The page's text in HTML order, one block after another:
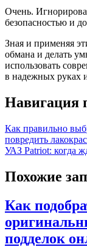
Очень.
безопасностью и
Зная и применяя
обмана и делать
использовать
в надежных руках
Навигация
Как правильно
повредить
УАЗ Patriot: когда
Похожие
Как
подделок